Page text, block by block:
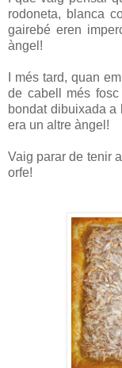
rodoneta, blanca
gairebé eren
àngel!
I més tard, quan
de cabell més
bondat dibuixada a
era un altre àngel!
Vaig parar de tenir
orfe!